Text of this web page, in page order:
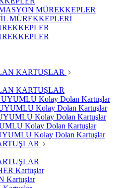
MÜREKKEPLER
MÜREKKEPLERİ
KARTUŞLAR
KARTUŞLAR
UYUMLU Kolay Dolan Kartuşlar
Kolay Dolan Kartuşlar
Kolay Dolan Kartuşlar
Kolay Dolan Kartuşlar
Kolay Dolan Kartuşlar
Kartuşlar
Kartuşlar